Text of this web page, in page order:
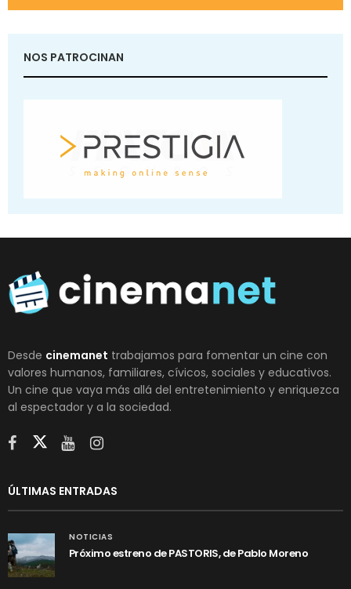
NOS PATROCINAN
Desde cinemanet trabajamos para fomentar un cine con
valores humanos, familiares, cívicos, sociales y educativos.
Un cine que vaya más allá del entretenimiento y enriquezca
al espectador y a la sociedad.
ÚLTIMAS ENTRADAS
NOTICIAS
Próximo estreno de PASTORIS, de Pablo Moreno